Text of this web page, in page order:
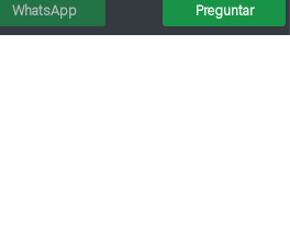
WhatsApp Preguntar